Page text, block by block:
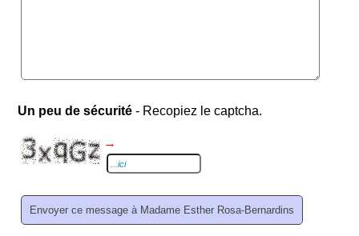
Un peu de sécurité - Recopiez le captcha.
→